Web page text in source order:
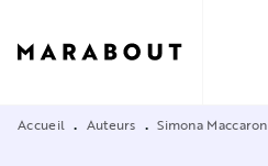
Accueil • Auteurs • Simona